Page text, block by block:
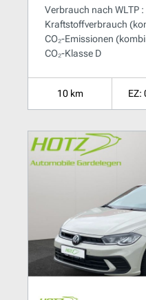
Verbrauch nach WLTP :
Kraftstoffverbrauch
CO₂-Emissionen
CO₂-Klasse D
10 km EZ: